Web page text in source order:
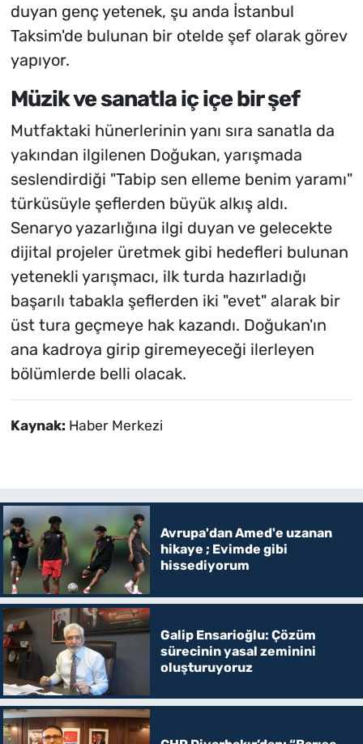
duyan genç yetenek, şu anda İstanbul
Taksim'de bulunan bir otelde şef olarak görev
yapıyor.
Müzik ve sanatla iç içe bir şef
Mutfaktaki hünerlerinin yanı sıra sanatla da
yakından ilgilenen Doğukan, yarışmada
seslendirdiği "Tabip sen elleme benim yaramı"
türküsüyle şeflerden büyük alkış aldı.
Senaryo yazarlığına ilgi duyan ve gelecekte
dijital projeler üretmek gibi hedefleri bulunan
yetenekli yarışmacı, ilk turda hazırladığı
başarılı tabakla şeflerden iki "evet" alarak bir
üst tura geçmeye hak kazandı. Doğukan'ın
ana kadroya girip giremeyeceği ilerleyen
bölümlerde belli olacak.
Kaynak: Haber Merkezi
Avrupa'dan Amed'e uzanan
hikaye ; Evimde gibi
hissediyorum
Galip Ensarioğlu: Çözüm
sürecinin yasal zeminini
oluşturuyoruz